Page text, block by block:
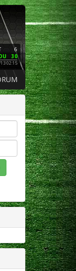
6
30
02:15
16
NE
3
LAC
01/12 02:00
PHI
SF
01/11